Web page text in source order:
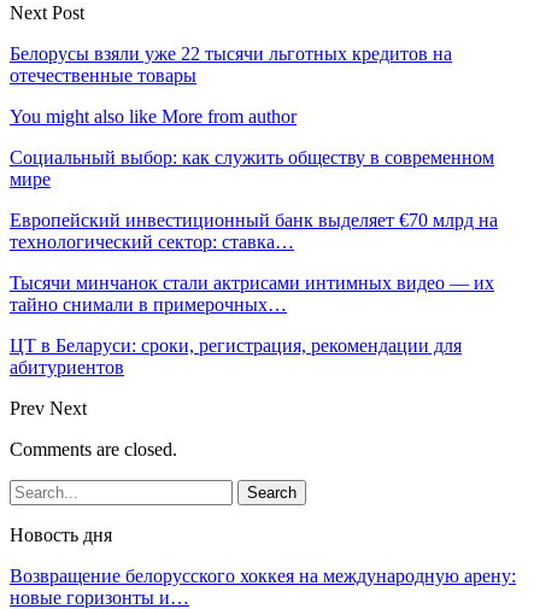
Next Post
Белорусы взяли уже 22 тысячи льготных кредитов на
отечественные товары
You might also like More from author
Социальный выбор: как служить обществу в современном
мире
Европейский инвестиционный банк выделяет €70 млрд на
технологический сектор: ставка…
Тысячи минчанок стали актрисами интимных видео — их
тайно снимали в примерочных…
ЦТ в Беларуси: сроки, регистрация, рекомендации для
абитуриентов
Prev Next
Comments are closed.
Новость дня
Возвращение белорусского хоккея на международную арену:
новые горизонты и…